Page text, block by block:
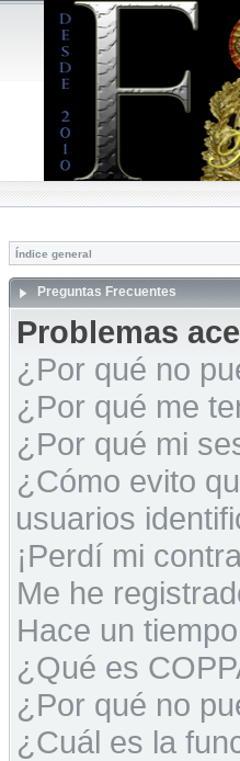
Índice general
Preguntas Frecuentes
Problemas
¿Por qué no
¿Por qué me
¿Por qué mi
¿Cómo evito
usuarios
¡Perdí mi
Me he
Hace un
¿Qué es
¿Por qué no
¿Cuál es la